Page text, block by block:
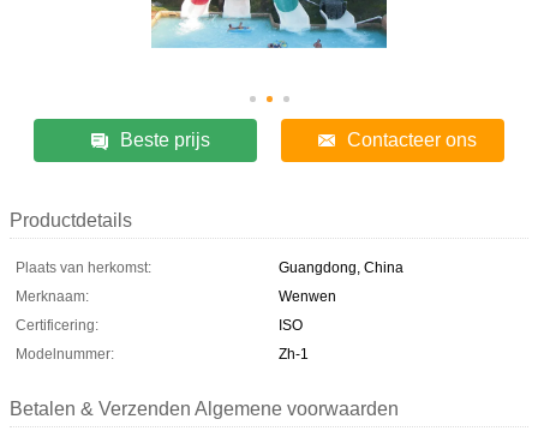
Beste prijs Contacteer ons
Productdetails
Plaats van herkomst:
Guangdong, China
Merknaam:
Wenwen
Certificering:
ISO
Modelnummer:
Zh-1
Betalen & Verzenden Algemene voorwaarden